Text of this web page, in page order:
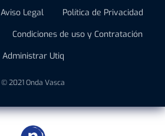
Aviso Legal
Política de Privacidad
Condiciones de uso y Contratación
Administrar Utiq
© 2021 Onda Vasca